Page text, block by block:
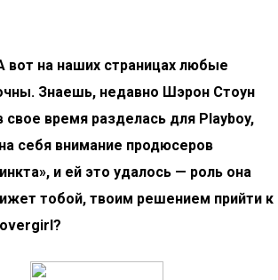
вот на наших страницах любые
Знаешь, недавно Шэрон Стоун
свое время разделась для Playboy,
себя внимание продюсеров
и ей это удалось — роль она
тобой, твоим решением прийти к